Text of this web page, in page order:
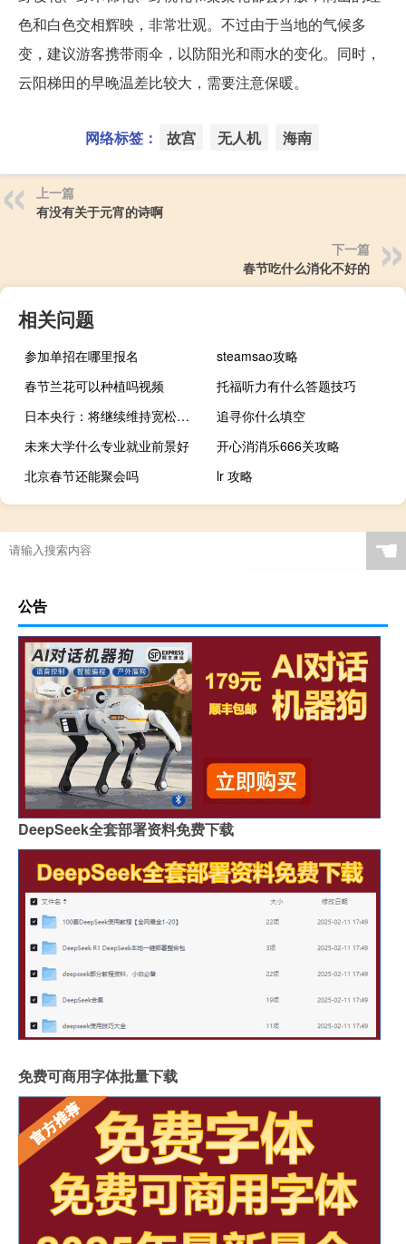
色和白色交相辉映，非常壮观。不过由于当地的气候多
变，建议游客携带雨伞，以防阳光和雨水的变化。同时，
云阳梯田的早晚温差比较大，需要注意保暖。
网络标签： 故宫 无人机 海南
上一篇
有没有关于元宵的诗啊
下一篇
春节吃什么消化不好的
相关问题
参加单招在哪里报名
steamsao攻略
春节兰花可以种植吗视频
托福听力有什么答题技巧
日本央行：将继续维持宽松货币政策
追寻你什么填空
未来大学什么专业就业前景好
开心消消乐666关攻略
北京春节还能聚会吗
lr 攻略
☚
公告
DeepSeek全套部署资料免费下载
免费可商用字体批量下载